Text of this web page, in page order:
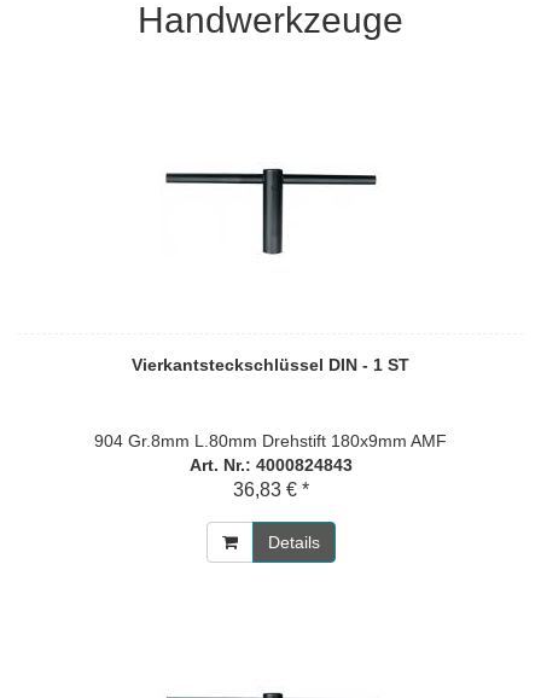
Handwerkzeuge
Vierkantsteckschlüssel DIN - 1 ST
904 Gr.8mm L.80mm Drehstift 180x9mm AMF
Art. Nr.: 4000824843
36,83 € *
Details